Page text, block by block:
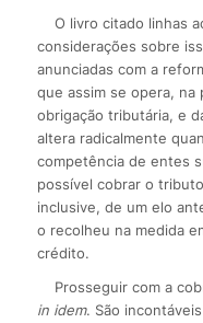
O livro citado linhas
considerações sobre
anunciadas com a
que assim se opera, na
obrigação tributária, e
altera radicalmente
competência de entes
possível cobrar o
inclusive, de um elo
o recolheu na medida
crédito.
Prosseguir com a
in idem. São